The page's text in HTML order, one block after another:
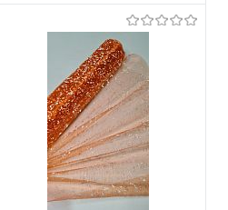
В корзину
Купить в 1 клик
Сравнение
В избранное
В наличии